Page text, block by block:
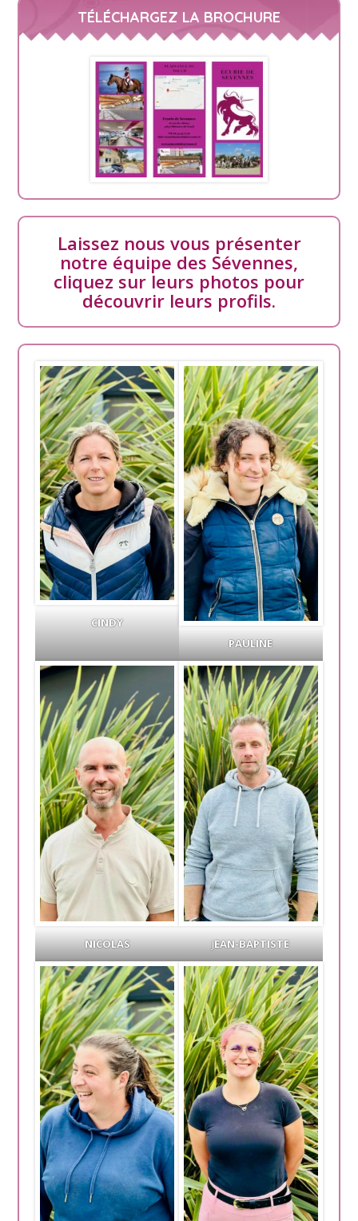
TÉLÉCHARGEZ LA BROCHURE
Laissez nous vous présenter
notre équipe des Sévennes,
cliquez sur leurs photos pour
découvrir leurs profils.
CINDY
PAULINE
NICOLAS JEAN-BAPTISTE